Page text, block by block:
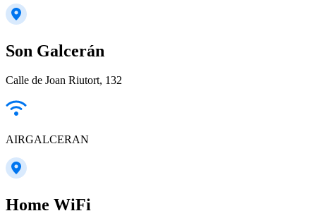
Son Galcerán
Calle de Joan Riutort, 132
AIRGALCERAN
Home WiFi